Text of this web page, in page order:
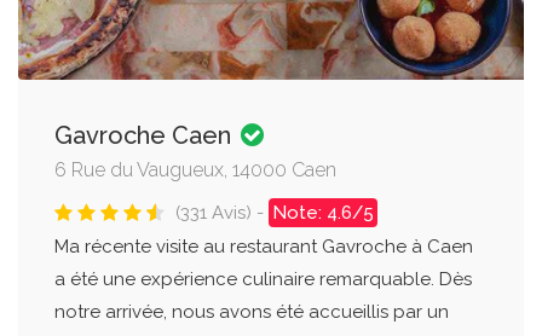
Gavroche Caen
6 Rue du Vaugueux, 14000 Caen
(331 Avis) - Note: 4.6/5
Ma récente visite au restaurant Gavroche à Caen
a été une expérience culinaire remarquable. Dès
notre arrivée, nous avons été accueillis par un